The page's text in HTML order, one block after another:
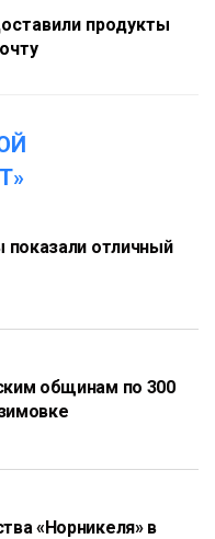
продукты
показали отличный
общинам по 300
«Норникеля» в